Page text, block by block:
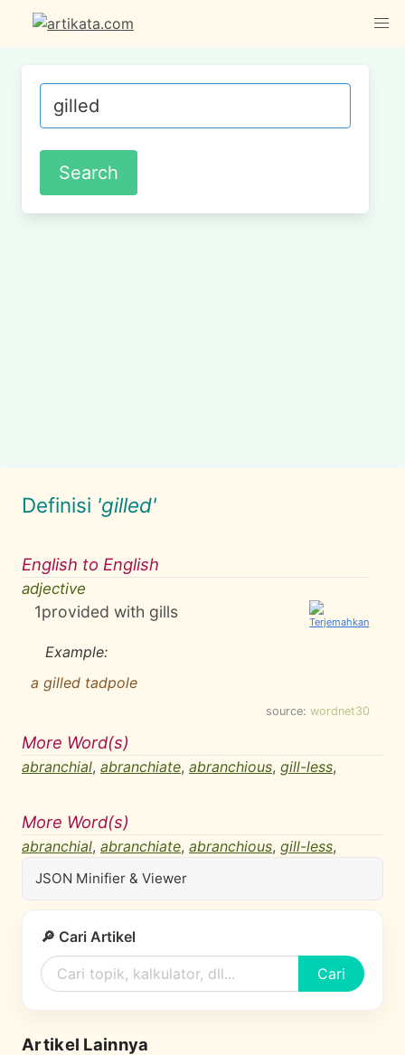
Definisi 'gilled'
English to English
adjective
1provided with gills
Example:
a gilled tadpole
source: wordnet30
More Word(s)
abranchial, abranchiate, abranchious, gill-less,
More Word(s)
abranchial, abranchiate, abranchious, gill-less,
JSON Minifier & Viewer
🔎 Cari Artikel
Cari
Artikel Lainnya